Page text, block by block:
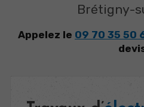
Brétigny-
Appelez le 09 70 35 50